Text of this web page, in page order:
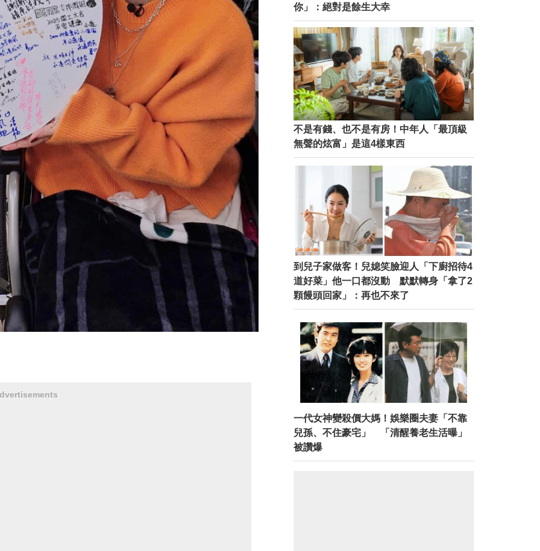
你」：絕對是餘生大幸
不是有錢、也不是有房！中年人「最頂級
無聲的炫富」是這4樣東西
到兒子家做客！兒媳笑臉迎人「下廚招待4
道好菜」他一口都沒動 默默轉身「拿了2
顆饅頭回家」：再也不來了
一代女神變殺價大媽！娛樂圈夫妻「不靠
兒孫、不住豪宅」 「清醒養老生活曝」
被讚爆